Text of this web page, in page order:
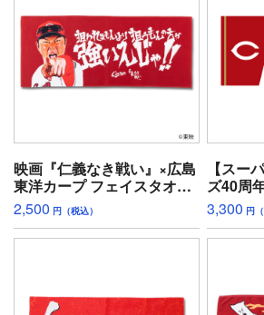
映画『仁義なき戦い』×広島
東洋カープ フェイスタオル
（新井監督）
2,500 円（税込）
【スー
ズ40周
Ver.)
3,300 円